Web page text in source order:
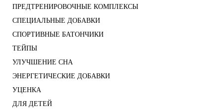
ПРЕДТРЕНИРОВОЧНЫЕ КОМПЛЕКСЫ
СПЕЦИАЛЬНЫЕ ДОБАВКИ
СПОРТИВНЫЕ БАТОНЧИКИ
ТЕЙПЫ
УЛУЧШЕНИЕ СНА
ЭНЕРГЕТИЧЕСКИЕ ДОБАВКИ
УЦЕНКА
ДЛЯ ДЕТЕЙ